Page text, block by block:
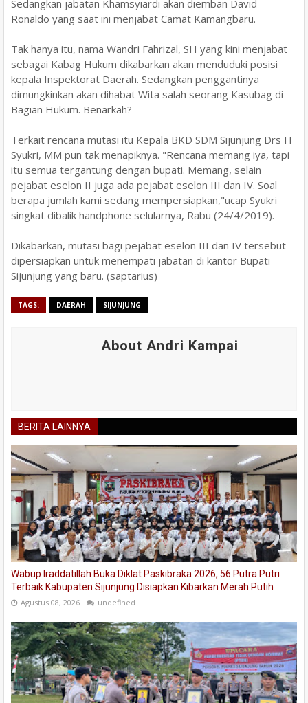
Sedangkan jabatan Khamsyiardi akan diemban David
Ronaldo yang saat ini menjabat Camat Kamangbaru.
Tak hanya itu, nama Wandri Fahrizal, SH yang kini menjabat
sebagai Kabag Hukum dikabarkan akan menduduki posisi
kepala Inspektorat Daerah. Sedangkan penggantinya
dimungkinkan akan dihabat Wita salah seorang Kasubag di
Bagian Hukum. Benarkah?
Terkait rencana mutasi itu Kepala BKD SDM Sijunjung Drs H
Syukri, MM pun tak menapiknya. "Rencana memang iya, tapi
itu semua tergantung dengan bupati. Memang, selain
pejabat eselon II juga ada pejabat eselon III dan IV. Soal
berapa jumlah kami sedang mempersiapkan,"ucap Syukri
singkat dibalik handphone selularnya, Rabu (24/4/2019).
Dikabarkan, mutasi bagi pejabat eselon III dan IV tersebut
dipersiapkan untuk menempati jabatan di kantor Bupati
Sijunjung yang baru. (saptarius)
TAGS: DAERAH SIJUNJUNG
About Andri Kampai
BERITA LAINNYA
Wabup Iraddatillah Buka Diklat Paskibraka 2026, 56 Putra Putri
Terbaik Kabupaten Sijunjung Disiapkan Kibarkan Merah Putih
Agustus 08, 2026 undefined